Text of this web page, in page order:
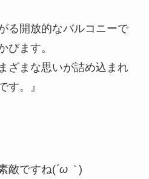
る開放的なバルコニーで
びます。
ざまな思いが詰め込まれ
す。』
敵ですね(´ω｀ )